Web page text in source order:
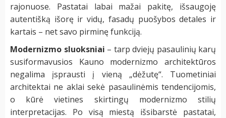
rajonuose. Pastatai labai mažai pakitę, išsaugoję
autentišką išorę ir vidų, fasadų puošybos detales ir
kartais – net savo pirminę funkciją.
Modernizmo sluoksniai – tarp dviejų pasaulinių karų
susiformavusios Kauno modernizmo architektūros
negalima įsprausti į vieną „dėžutę“. Tuometiniai
architektai ne aklai sekė pasaulinėmis tendencijomis,
o kūrė vietines skirtingų modernizmo stilių
interpretacijas. Po visą miestą išsibarstė pastatai,